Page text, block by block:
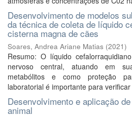
Desenvolvimento de modelos
da técnica de coleta de líquido
cisterna magna de cães
Soares, Andrea Ariane Matias (2021)
Resumo: O líquido
nervoso central, atuando em
metabólitos e como proteção
laboratorial é importante para
Desenvolvimento e aplicação
animal